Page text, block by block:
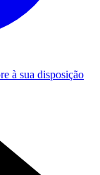
à sua disposição